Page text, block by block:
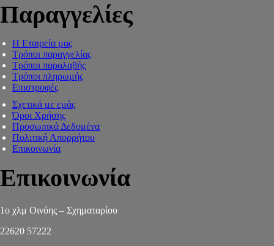
Παραγγελίες
Η Εταιρεία μας
Τρόποι παραγγελίας
Τρόποι παραλαβής
Τρόποι πληρωμής
Επιστροφές
Σχετικά με εμάς
Όροι Χρήσης
Προσωπικά Δεδομένα
Πολιτική Απορρήτου
Επικοινωνία
Επικοινωνία
1ο χλμ Οινόης – Σχηματαρίου
22620 57222